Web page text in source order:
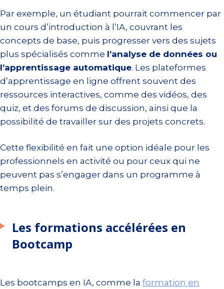
Par exemple, un étudiant pourrait commencer par
un cours d’introduction à l’IA, couvrant les
concepts de base, puis progresser vers des sujets
plus spécialisés comme l’analyse de données ou
l’apprentissage automatique. Les plateformes
d’apprentissage en ligne offrent souvent des
ressources interactives, comme des vidéos, des
quiz, et des forums de discussion, ainsi que la
possibilité de travailler sur des projets concrets.
Cette flexibilité en fait une option idéale pour les
professionnels en activité ou pour ceux qui ne
peuvent pas s’engager dans un programme à
temps plein.
Les formations accélérées en
Bootcamp
Les bootcamps en IA, comme la formation en